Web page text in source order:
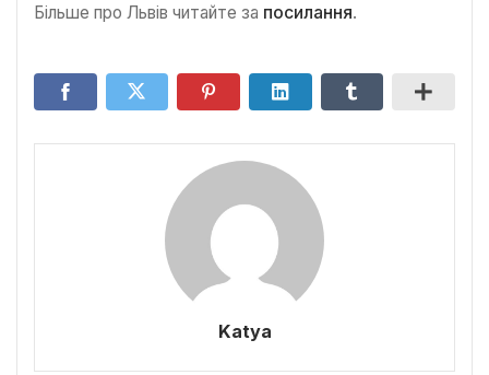
Більше про Львів читайте за посилання.
Katya